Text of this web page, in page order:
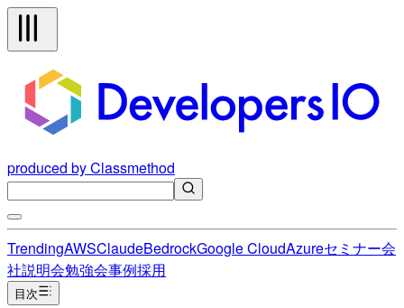
produced by Classmethod
TrendingAWSClaudeBedrockGoogle CloudAzureセミナー会
社説明会勉強会事例採用
目次